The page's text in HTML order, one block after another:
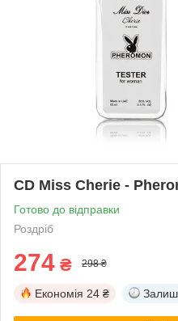
CD Miss Cherie -
Готово до відправки
Роздріб
274 ₴ 298 ₴
Економія 24 ₴